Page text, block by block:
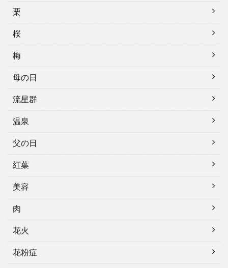
栗
桜
梅
母の日
流星群
温泉
父の日
紅葉
美容
肉
花火
花粉症